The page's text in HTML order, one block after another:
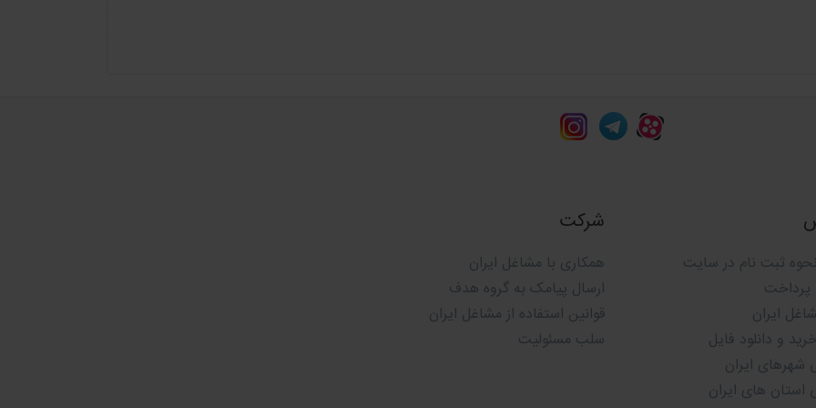
ثبت نام در سایت
پرداخت
ایران
و دانلود فایل
شهرهای ایران
استان های ایران
شرکت
همکاری با مشاغل ایران
ارسال پیامک به گروه هدف
قوانین استفاده از مشاغل ایران
سلب مسئولیت